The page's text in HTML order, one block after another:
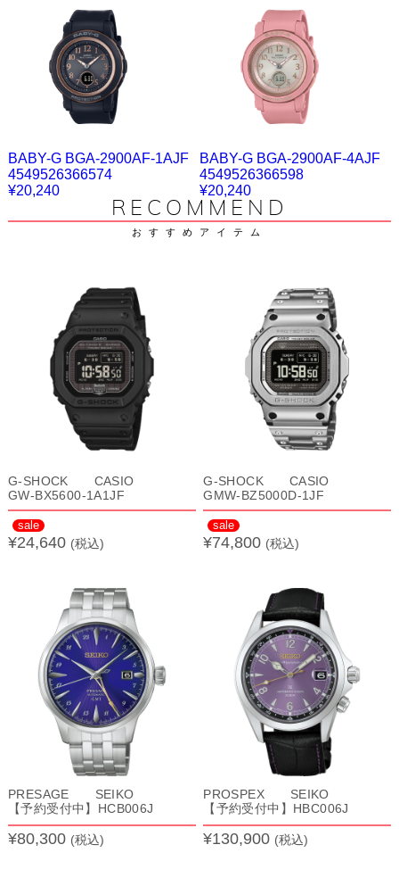
BABY-G BGA-2900AF-1AJF
4549526366574
¥20,240
BABY-G BGA-2900AF-4AJF
4549526366598
¥20,240
RECOMMEND
おすすめアイテム
G-SHOCK CASIO
GW-BX5600-1A1JF
sale
¥24,640 (税込)
G-SHOCK CASIO
GMW-BZ5000D-1JF
sale
¥74,800 (税込)
PRESAGE SEIKO
【予約受付中】HCB006J
¥80,300 (税込)
PROSPEX SEIKO
【予約受付中】HBC006J
¥130,900 (税込)